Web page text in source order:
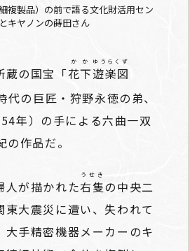
複製品）の前で語る文化財活用セン
キヤノンの蒔田さん
蔵の国宝「花下
かか
遊楽図
ゆうらくず
代の巨匠・狩野永徳の弟、
年）の手による六曲一双
作品だ。
人が描かれた右隻
うせき
の中央二
東大震災に遭い、失われて
大手精密機器メーカーのキ